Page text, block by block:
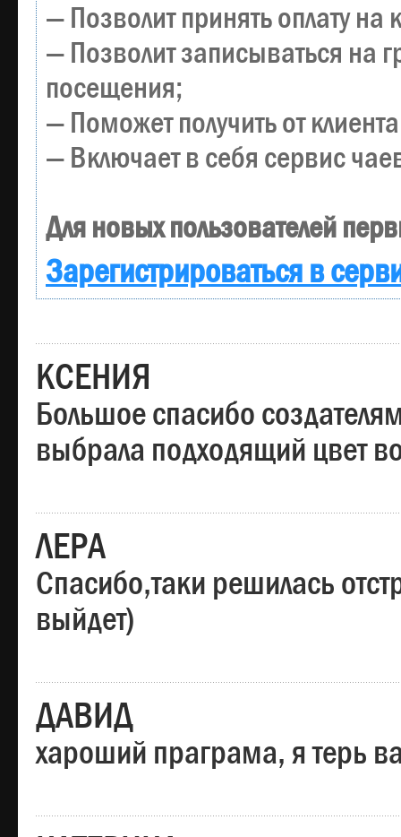
— Позволит принять оплату
— Позволит записываться на
посещения;
— Поможет получить от
— Включает в себя сервис
Для новых пользователей
Зарегистрироваться в
КСЕНИЯ
Большое спасибо
выбрала подходящий цвет
ЛЕРА
Спасибо,таки решилась
выйдет)
ДАВИД
хароший праграма, я терь